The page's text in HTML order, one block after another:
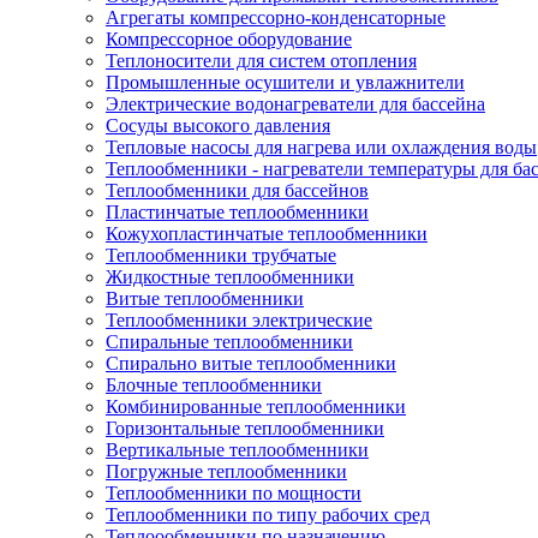
Агрегаты компрессорно-конденсаторные
Компрессорное оборудование
Теплоносители для систем отопления
Промышленные осушители и увлажнители
Электрические водонагреватели для бассейна
Сосуды высокого давления
Тепловые насосы для нагрева или охлаждения воды
Теплообменники - нагреватели температуры для
Теплообменники для бассейнов
Пластинчатые теплообменники
Кожухопластинчатые теплообменники
Теплообменники трубчатые
Жидкостные теплообменники
Витые теплообменники
Теплообменники электрические
Спиральные теплообменники
Спирально витые теплообменники
Блочные теплообменники
Комбинированные теплообменники
Горизонтальные теплообменники
Вертикальные теплообменники
Погружные теплообменники
Теплообменники по мощности
Теплообменники по типу рабочих сред